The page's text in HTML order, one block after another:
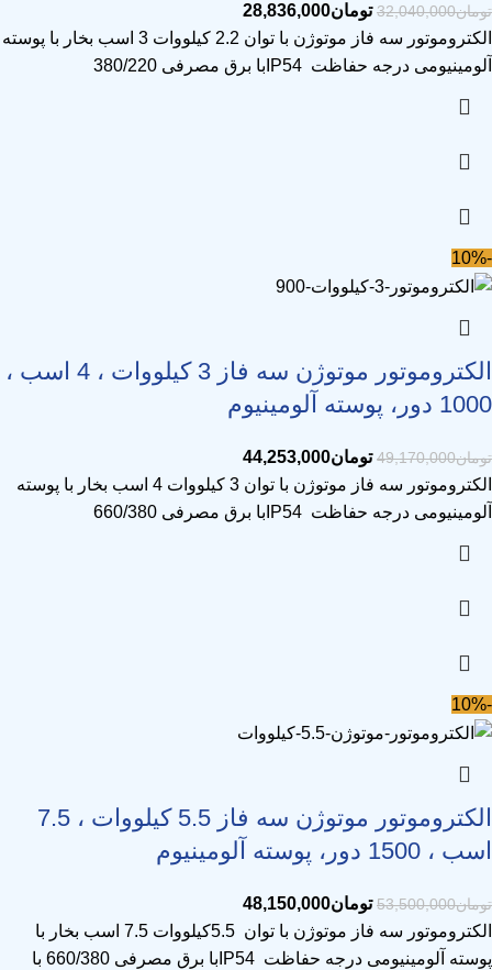
تومان32,040,000 تومان28,836,000
الکتروموتور سه فاز موتوژن با توان 2.2 کیلووات 3 اسب بخار با پوسته
آلومینیومی درجه حفاظت IP54با برق مصرفی 380/220
-10%
الکتروموتور موتوژن سه فاز 3 کیلووات ، 4 اسب ،
1000 دور، پوسته آلومینیوم
تومان49,170,000 تومان44,253,000
الکتروموتور سه فاز موتوژن با توان 3 کیلووات 4 اسب بخار با پوسته
آلومینیومی درجه حفاظت IP54با برق مصرفی 660/380
-10%
الکتروموتور موتوژن سه فاز 5.5 کیلووات ، 7.5
اسب ، 1500 دور، پوسته آلومینیوم
تومان53,500,000 تومان48,150,000
الکتروموتور سه فاز موتوژن با توان 5.5کیلووات 7.5 اسب بخار با
پوسته آلومینیومی درجه حفاظت IP54با برق مصرفی 660/380 با